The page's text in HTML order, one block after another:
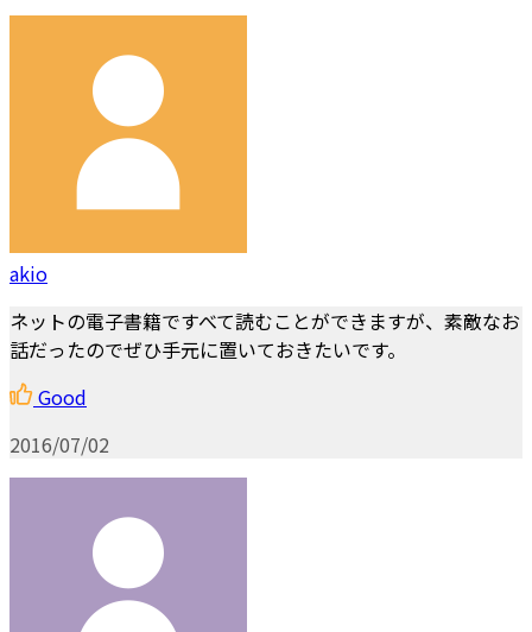
akio
ネットの電子書籍ですべて読むことができますが、素敵なお
話だったのでぜひ手元に置いておきたいです。
Good
2016/07/02